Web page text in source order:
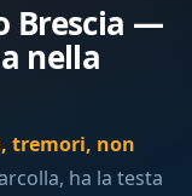
Brescia —
nella
tremori, non
ha la testa